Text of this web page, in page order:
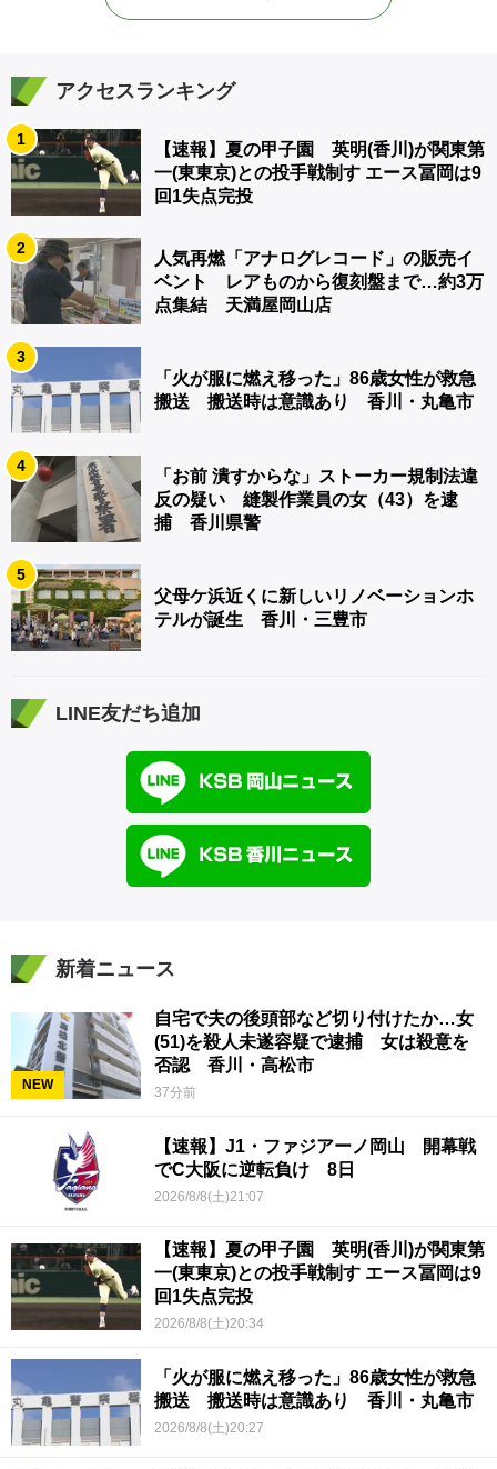
アクセスランキング
1
【速報】夏の甲子園 英明(香川)が関東第
一(東東京)との投手戦制す エース冨岡は9
回1失点完投
2
人気再燃「アナログレコード」の販売イ
ベント レアものから復刻盤まで…約3万
点集結 天満屋岡山店
3
「火が服に燃え移った」86歳女性が救急
搬送 搬送時は意識あり 香川・丸亀市
4
「お前 潰すからな」ストーカー規制法違
反の疑い 縫製作業員の女（43）を逮
捕 香川県警
5
父母ケ浜近くに新しいリノベーションホ
テルが誕生 香川・三豊市
LINE友だち追加
新着ニュース
NEW
自宅で夫の後頭部など切り付けたか…女
(51)を殺人未遂容疑で逮捕 女は殺意を
否認 香川・高松市
37分前
【速報】J1・ファジアーノ岡山 開幕戦
でC大阪に逆転負け 8日
2026/8/8(土)21:07
【速報】夏の甲子園 英明(香川)が関東第
一(東東京)との投手戦制す エース冨岡は9
回1失点完投
2026/8/8(土)20:34
「火が服に燃え移った」86歳女性が救急
搬送 搬送時は意識あり 香川・丸亀市
2026/8/8(土)20:27